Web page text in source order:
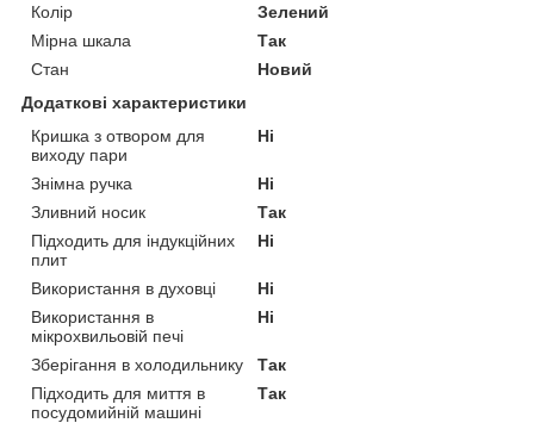
Колір
Зелений
Мірна шкала
Так
Стан
Новий
Додаткові характеристики
Кришка з отвором для
виходу пари
Ні
Знімна ручка
Ні
Зливний носик
Так
Підходить для індукційних
плит
Ні
Використання в духовці
Ні
Використання в
мікрохвильовій печі
Ні
Зберігання в холодильнику
Так
Підходить для миття в
посудомийній машині
Так